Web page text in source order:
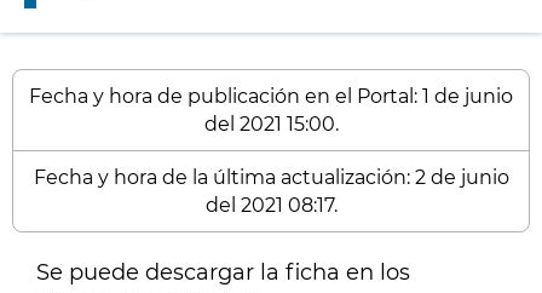
Fecha y hora de publicación en el Portal: 1 de junio
del 2021 15:00.
Fecha y hora de la última actualización: 2 de junio
del 2021 08:17.
Se puede descargar la ficha en los